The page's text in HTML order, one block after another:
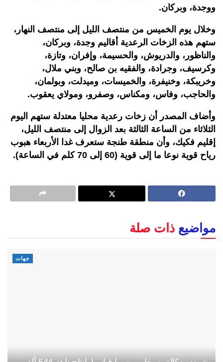
ووجدة، وبركان.
وخلال يوم الخميس من منتصف الليل إلى منتصف النهار،
ستهم هذه الزخات الرعدية أقاليم وجدة، وبركان،
والناظور، والدريوش، والحسيمة، وإفران، وتازة،
وكرسيف، وجرادة، والفقيه بن صالح، وبني ملال،
وخريبكة، وخنيفرة، والخميسات، وميدلت، وبولمان،
والحاجب، وفاس، ومكناس، وصفرو، ومولاي يعقوب.
وأضاف المصدر أن زخات رعدية محليا معتدلة ستهم اليوم
الثلاثاء من الساعة الثالثة بعد الزوال إلى منتصف الليل،
إقليم فكيك، وأن منطقة طنجة ستعرف غدا الأربعاء هبوب
رياح قوية نوعا ما إلى قوية (60 إلى 70 كلم في الساعة).
مواضيع ذات صلة
جهات